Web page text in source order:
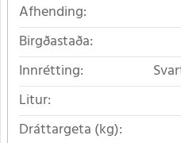
Afhending:
Birgðastaða:
Innrétting:
Litur:
Dráttargeta (kg):